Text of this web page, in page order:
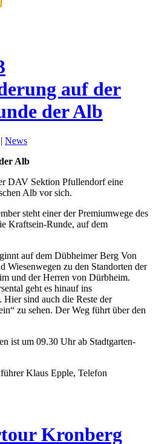
auf der
der Alb
News
Alb
DAV Sektion Pfullendorf eine
Alb vor sich.
steht einer der Premiumwege des
Kraftsein-Runde, auf dem
auf dem Dübheimer Berg Von
Wiesenwegen zu den Standorten der
und der Herren von Dürbheim.
geht es hinauf ins
sind auch die Reste der
zu sehen. Der Weg führt über den
ist um 09.30 Uhr ab Stadtgarten-
Klaus Epple, Telefon
Kronberg